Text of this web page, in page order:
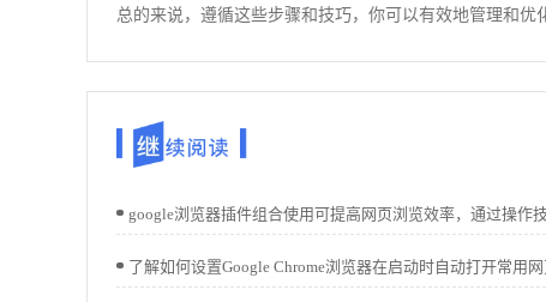
总的来说，遵循这些步骤和技巧，你可以有效地管理和优